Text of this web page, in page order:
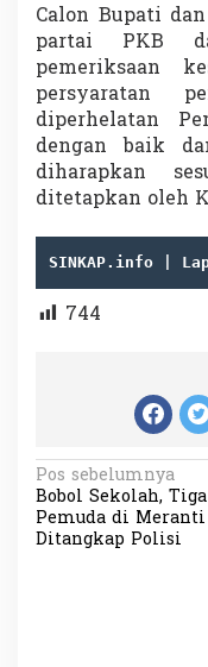
Calon Bupati
partai PKB
pemeriksaan
persyaratan
diperhelatan
dengan baik
diharapkan
ditetapkan oleh
SINKAP.info |
744
N
a
v
Pos sebelumnya
Bobol Sekolah, Tiga
Pemuda di Meranti
Ditangkap Polisi